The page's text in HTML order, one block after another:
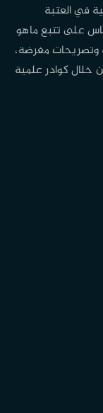
في العتبة
على تتبع ماهو
مغرضة،
خلال كوادر علمية